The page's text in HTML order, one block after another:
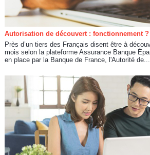
Autorisation de découvert : fonctionnement
Près d’un tiers des Français disent être à
mois selon la plateforme Assurance Banque
en place par la Banque de France, l'Autorité de...